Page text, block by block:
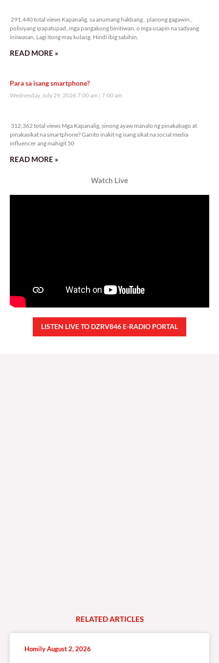
291,440 total views Kapanalig, sa anumang hakbang., planong gagawin.,
polisiyang ipapatupad.,mga pangakong binitiwan, o mga usapin na sadyang
iniiwasan. Lagi itong may kulang. Hindi ibig sabihin,
READ MORE »
Para sa isang smartphone?
Wednesday, July 29, 2026 7:00 am 7:00 am
312,362 total views Mga Kapanalig, sinong ayaw manalo ng pinakabago at
pinakasikat na smartphone? Ganito inakit ng isang sikat na social media
influencer ang mahigit 50
READ MORE »
Watch Live
LISTEN LIVE TO DZRV846 E-RADIO PORTAL
RELATEDARTICLES
Homily August 2, 2026